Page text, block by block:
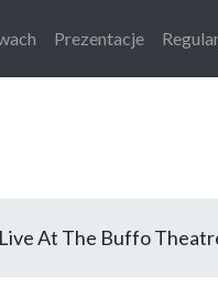
Prezentacje
At The Buffo